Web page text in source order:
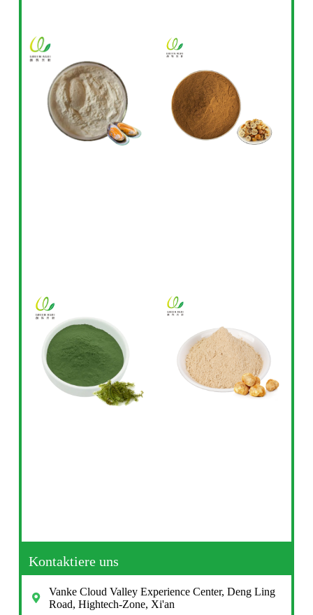
Kontaktiere uns
Vanke Cloud Valley Experience Center, Deng Ling
Road, Hightech-Zone, Xi'an